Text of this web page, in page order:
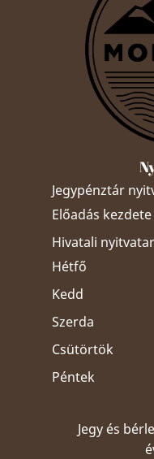
Jegypénztár
Előadás
Hivatali
Hétfő
Kedd
Szerda
Csütörtök
Péntek
Jegy és